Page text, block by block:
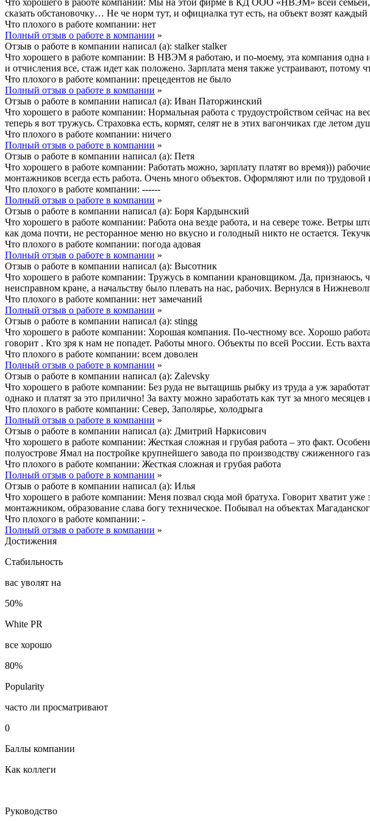
сказать обстановочку… Не че норм тут, и официалка тут есть, на объект возят
Что плохого в работе компании: нет
Полный отзыв о работе в компании »
Отзыв о работе в компании написал (а): stalker stalker
Что хорошего в работе компании: В НВЭМ я работаю, и по-моему, эта компания одна
и отчисления все, стаж идет как положено. Зарплата меня также устраивают, потому
Что плохого в работе компании: прецедентов не было
Полный отзыв о работе в компании »
Отзыв о работе в компании написал (а): Иван Паторжинский
Что хорошего в работе компании: Нормальная работа с трудоустройством сейчас на
теперь я вот тружусь. Страховка есть, кормят, селят не в этих вагончиках где летом
Что плохого в работе компании: ничего
Полный отзыв о работе в компании »
Отзыв о работе в компании написал (а): Петя
Что хорошего в работе компании: Работать можно, зарплату платят во время)))
монтажников всегда есть работа. Очень много объектов. Оформляют или по
Что плохого в работе компании: ------
Полный отзыв о работе в компании »
Отзыв о работе в компании написал (а): Боря Кардынский
Что хорошего в работе компании: Работа она везде работа, и на севере тоже. Ветры
как дома почти, не ресторанное меню но вкусно и голодный никто не остается.
Что плохого в работе компании: погода адовая
Полный отзыв о работе в компании »
Отзыв о работе в компании написал (а): Высотник
Что хорошего в работе компании: Тружусь в компании крановщиком. Да, признаюсь,
неисправном кране, а начальству было плевать на нас, рабочих. Вернулся в
Что плохого в работе компании: нет замечаний
Полный отзыв о работе в компании »
Отзыв о работе в компании написал (а): stingg
Что хорошего в работе компании: Хорошая компания. По-честному все. Хорошо
говорит . Кто зря к нам не попадет. Работы много. Объекты по всей России. Есть
Что плохого в работе компании: всем доволен
Полный отзыв о работе в компании »
Отзыв о работе в компании написал (а): Zalevsky
Что хорошего в работе компании: Без руда не вытащишь рыбку из труда а уж
однако и платят за это прилично! За вахту можно заработать как тут за много
Что плохого в работе компании: Север, Заполярье, холодрыга
Полный отзыв о работе в компании »
Отзыв о работе в компании написал (а): Дмитрий Наркисович
Что хорошего в работе компании: Жесткая сложная и грубая работа – это факт.
полуострове Ямал на постройке крупнейшего завода по производству сжиженного
Что плохого в работе компании: Жесткая сложная и грубая работа
Полный отзыв о работе в компании »
Отзыв о работе в компании написал (а): Илья
Что хорошего в работе компании: Меня позвал сюда мой братуха. Говорит хватит
монтажником, образование слава богу техническое. Побывал на объектах
Что плохого в работе компании: -
Полный отзыв о работе в компании »
Достижения
Стабильность
вас уволят на
50%
White PR
все хорошо
80%
Popularity
часто ли просматривают
0
Баллы компании
Как коллеги
Руководство